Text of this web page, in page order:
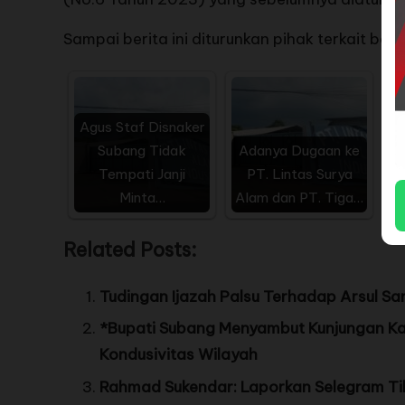
Sampai berita ini diturunkan pihak terkait
Agus Staf Disnaker
Subang Tidak
Tempati Janji
Minta…
Adanya Dugaan ke
PT. Lintas Surya
Alam dan PT. Tiga…
Related Posts:
Tudingan Ijazah Palsu Terhadap Arsul
*Bupati Subang Menyambut Kunjungan
Kondusivitas Wilayah
Rahmad Sukendar: Laporkan Selegram